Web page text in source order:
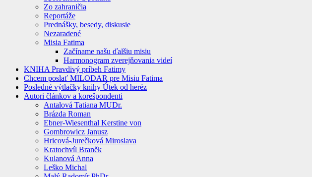
Zo zahraničia
Reportáže
Prednášky, besedy, diskusie
Nezaradené
Misia Fatima
Začíname našu ďalšiu misiu
Harmonogram zverejňovania videí
KNIHA Pravdivý príbeh Fatimy
Chcem poslať MILODAR pre Misiu Fatima
Posledné výtlačky knihy Útek od heréz
Autori článkov a korešpondenti
Antalová Tatiana MUDr.
Brázda Roman
Ebner-Wiesenthal Kerstine von
Gombrowicz Janusz
Hricová-Jurečková Miroslava
Kratochvíl Braněk
Kulanová Anna
Leško Michal